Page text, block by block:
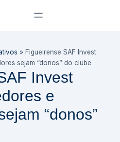
» Figueirense SAF Invest
sejam “donos” do clube
Invest
e
“donos”